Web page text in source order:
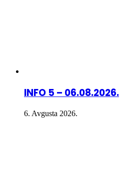
INFO 5 – 06.08.2026.
6. Avgusta 2026.